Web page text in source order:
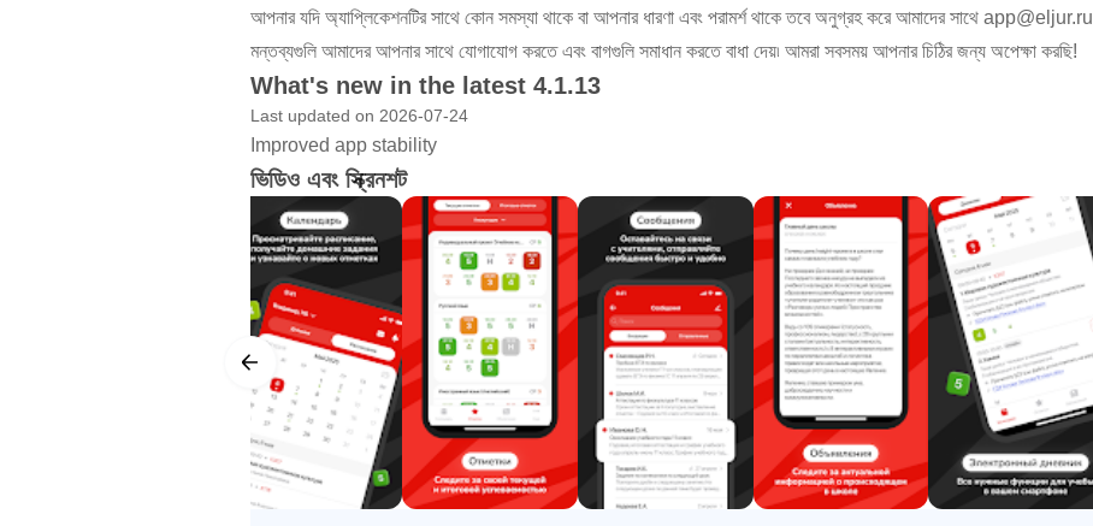
আপনার যদি অ্যাপ্লিকেশনটির সাথে কোন সমস্যা থাকে বা আপনার ধারণা এবং পরামর্শ থাকে তবে অনুগ্রহ করে আমাদের সাথে app@eljur.ru
মন্তব্যগুলি আমাদের আপনার সাথে যোগাযোগ করতে এবং বাগগুলি সমাধান করতে বাধা দেয়৷ আমরা সবসময় আপনার চিঠির জন্য অপেক্ষা করছি!
What's new in the latest 4.1.13
Last updated on 2026-07-24
Improved app stability
ভিডিও এবং স্ক্রিনশট